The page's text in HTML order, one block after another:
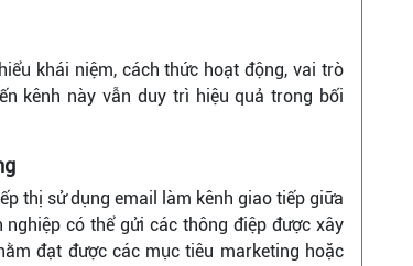
khái niệm, cách thức hoạt động, vai trò
kênh này vẫn duy trì hiệu quả trong bối
thị sử dụng email làm kênh giao tiếp giữa
có thể gửi các thông điệp được xây
đạt được các mục tiêu marketing hoặc